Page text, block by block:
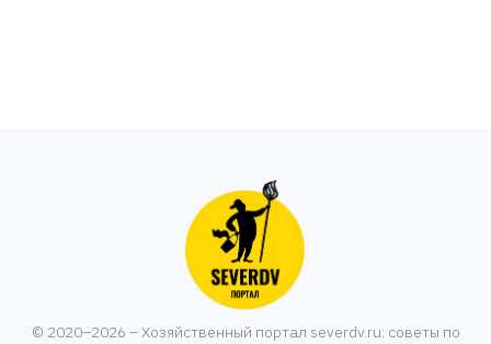
© 2020–2026 – Хозяйственный портал severdv.ru: советы по